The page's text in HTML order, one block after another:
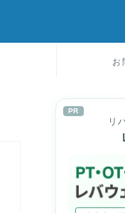
お
PR
リ